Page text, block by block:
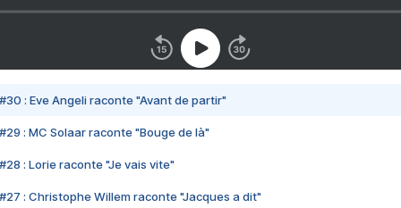
#30 : Eve Angeli raconte "Avant de partir"
#29 : MC Solaar raconte "Bouge de là"
#28 : Lorie raconte "Je vais vite"
#27 : Christophe Willem raconte "Jacques a dit"